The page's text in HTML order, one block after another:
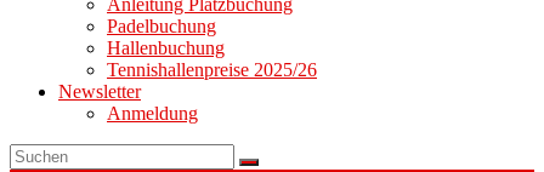
Anleitung Platzbuchung
Padelbuchung
Hallenbuchung
Tennishallenpreise 2025/26
Newsletter
Anmeldung